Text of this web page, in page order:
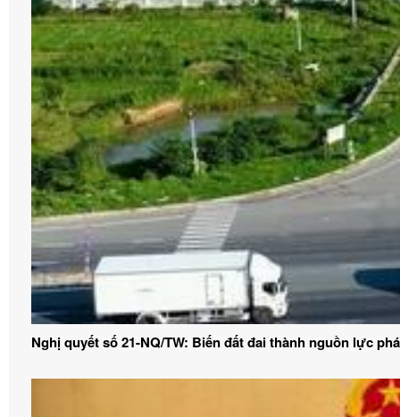
Nghị quyết số 21-NQ/TW: Biến đất đai thành nguồn lực